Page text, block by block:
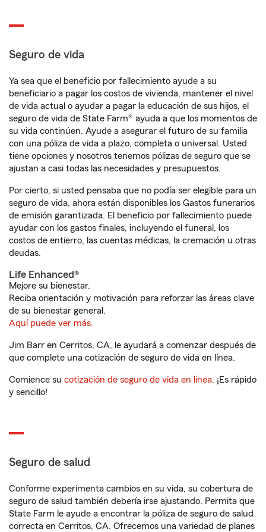
Seguro de vida
Ya sea que el beneficio por fallecimiento ayude a su
beneficiario a pagar los costos de vivienda, mantener el nivel
de vida actual o ayudar a pagar la educación de sus hijos, el
seguro de vida de State Farm® ayuda a que los momentos de
su vida continúen. Ayude a asegurar el futuro de su familia
con una póliza de vida a plazo, completa o universal. Usted
tiene opciones y nosotros tenemos pólizas de seguro que se
ajustan a casi todas las necesidades y presupuestos.
Por cierto, si usted pensaba que no podía ser elegible para un
seguro de vida, ahora están disponibles los Gastos funerarios
de emisión garantizada. El beneficio por fallecimiento puede
ayudar con los gastos finales, incluyendo el funeral, los
costos de entierro, las cuentas médicas, la cremación u otras
deudas.
Life Enhanced®
Mejore su bienestar.
Reciba orientación y motivación para reforzar las áreas clave
de su bienestar general.
Aquí puede ver más.
Jim Barr en Cerritos, CA, le ayudará a comenzar después de
que complete una cotización de seguro de vida en línea.
Comience su cotización de seguro de vida en línea. ¡Es rápido
y sencillo!
Seguro de salud
Conforme experimenta cambios en su vida, su cobertura de
seguro de salud también debería irse ajustando. Permita que
State Farm le ayude a encontrar la póliza de seguro de salud
correcta en Cerritos, CA. Ofrecemos una variedad de planes